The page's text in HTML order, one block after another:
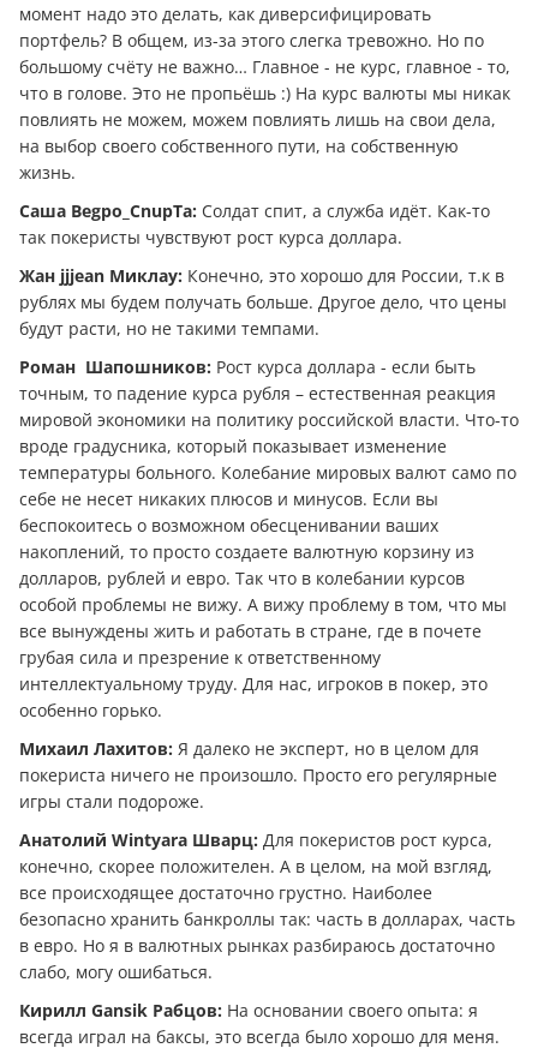
момент надо это делать, как диверсифицировать
портфель? В общем, из-за этого слегка тревожно. Но по
большому счёту не важно… Главное - не курс, главное - то,
что в голове. Это не пропьёшь :) На курс валюты мы никак
повлиять не можем, можем повлиять лишь на свои дела,
на выбор своего собственного пути, на собственную
жизнь.
Саша Begpo_CnupTa: Солдат спит, а служба идёт. Как-то
так покеристы чувствуют рост курса доллара.
Жан jjjean Миклау: Конечно, это хорошо для России, т.к в
рублях мы будем получать больше. Другое дело, что цены
будут расти, но не такими темпами.
Роман Шапошников: Рост курса доллара - если быть
точным, то падение курса рубля – естественная реакция
мировой экономики на политику российской власти. Что-то
вроде градусника, который показывает изменение
температуры больного. Колебание мировых валют само по
себе не несет никаких плюсов и минусов. Если вы
беспокоитесь о возможном обесценивании ваших
накоплений, то просто создаете валютную корзину из
долларов, рублей и евро. Так что в колебании курсов
особой проблемы не вижу. А вижу проблему в том, что мы
все вынуждены жить и работать в стране, где в почете
грубая сила и презрение к ответственному
интеллектуальному труду. Для нас, игроков в покер, это
особенно горько.
Михаил Лахитов: Я далеко не эксперт, но в целом для
покериста ничего не произошло. Просто его регулярные
игры стали подороже.
Анатолий Wintyara Шварц: Для покеристов рост курса,
конечно, скорее положителен. А в целом, на мой взгляд,
все происходящее достаточно грустно. Наиболее
безопасно хранить банкроллы так: часть в долларах, часть
в евро. Но я в валютных рынках разбираюсь достаточно
слабо, могу ошибаться.
Кирилл Gansik Рабцов: На основании своего опыта: я
всегда играл на баксы, это всегда было хорошо для меня.